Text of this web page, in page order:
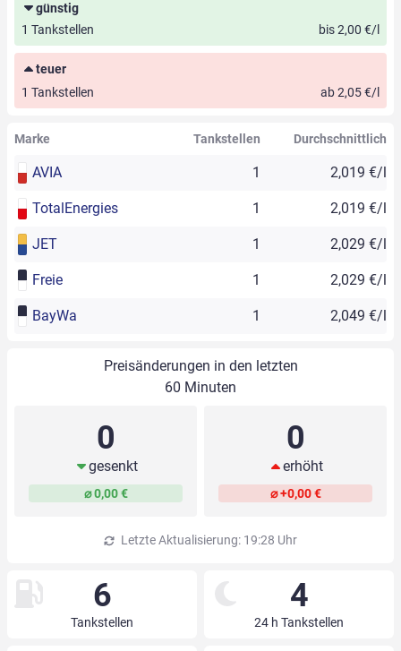
günstig
1 Tankstellen
bis 2,00 €/l
teuer
1 Tankstellen
ab 2,05 €/l
Marke Tankstellen Durchschnittlich
AVIA 1 2,019 €/l
TotalEnergies 1 2,019 €/l
JET 1 2,029 €/l
Freie 1 2,029 €/l
BayWa 1 2,049 €/l
Preisänderungen in den letzten
60 Minuten
0
gesenkt
⌀ 0,00 €
0
erhöht
⌀ +0,00 €
Letzte Aktualisierung: 19:28 Uhr
6
Tankstellen
4
24 h Tankstellen